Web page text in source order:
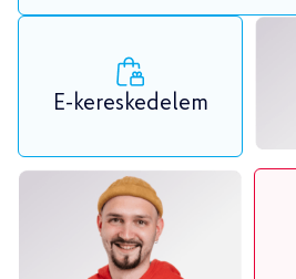
E-kereskedelem